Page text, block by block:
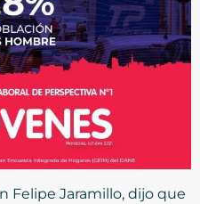
Felipe Jaramillo, dijo que